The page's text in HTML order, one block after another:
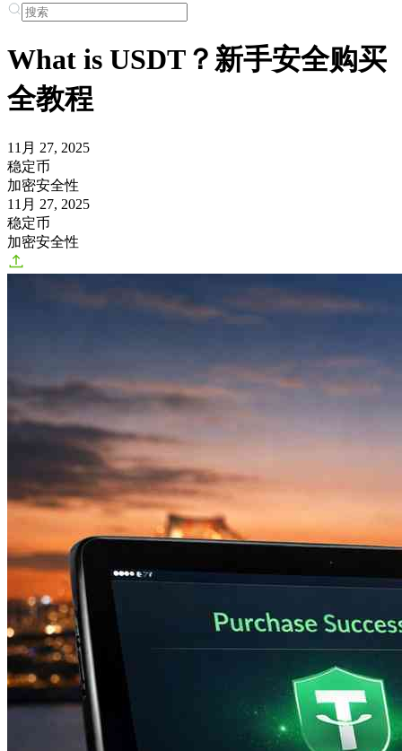
What is USDT？新手安全购买
全教程
11月 27, 2025
稳定币
加密安全性
11月 27, 2025
稳定币
加密安全性